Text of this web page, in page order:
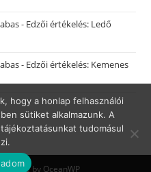
- Edzői értékelés: Ledő
- Edzői értékelés: Kemenes
by OceanWP
hogy a honlap felhasználói
sütiket alkalmazunk. A
tudomásul